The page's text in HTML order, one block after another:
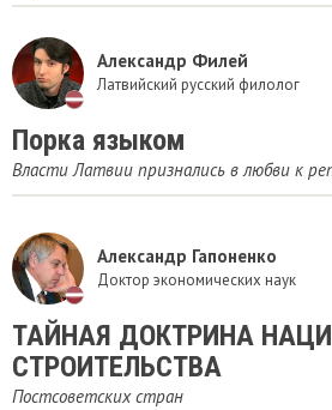
Александр Филей
Латвийский русский филолог
Порка языком
Власти Латвии признались в любви к
Александр Гапоненко
Доктор экономических наук
ТАЙНАЯ ДОКТРИНА
СТРОИТЕЛЬСТВА
Постсоветских стран